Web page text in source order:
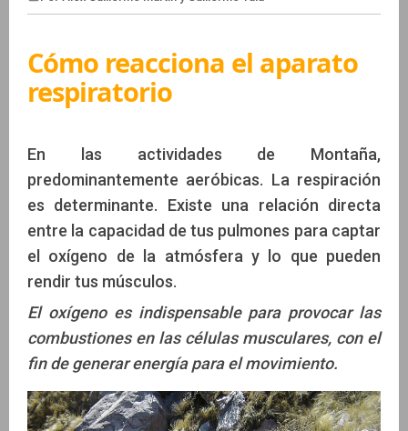
Por Alex Guillermo Martin y Guillermo Tula
Cómo reacciona el aparato
respiratorio
En las actividades de Montaña,
predominantemente aeróbicas. La respiración
es determinante. Existe una relación directa
entre la capacidad de tus pulmones para captar
el oxígeno de la atmósfera y lo que pueden
rendir tus músculos.
El oxígeno es indispensable para provocar las
combustiones en las células musculares, con el
fin de generar energía para el movimiento.